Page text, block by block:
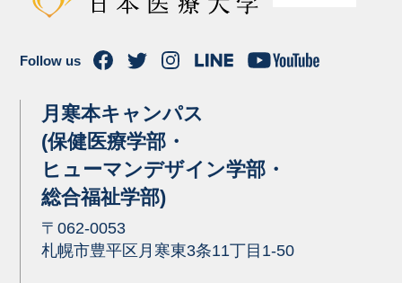
Follow us
月寒本キャンパス
(保健医療学部・
ヒューマンデザイン学部・
総合福祉学部)
〒062-0053
札幌市豊平区月寒東3条11丁目1-50